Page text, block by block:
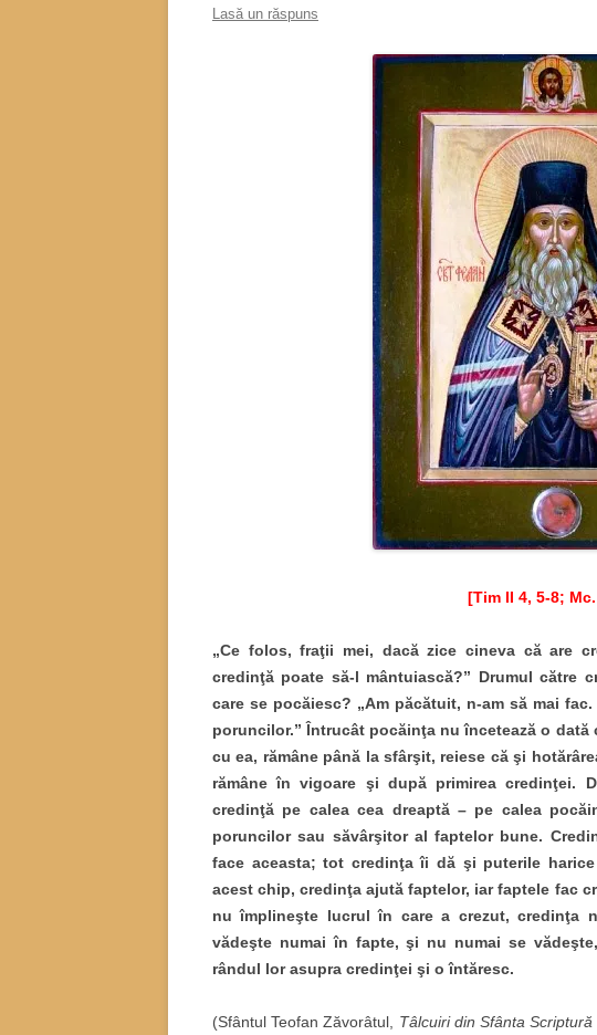
Lasă un răspuns
[Tim II 4, 5-8;
„Ce folos, fraţii mei, dacă zice cineva că are
credinţă poate să-l mântuiască?” Drumul către
care se pocăiesc? „Am păcătuit, n-am să mai
poruncilor.” Întrucât pocăinţa nu încetează o
cu ea, rămâne până la sfârşit, reiese că şi
rămâne în vigoare şi după primirea credinţei.
credinţă pe calea cea dreaptă – pe calea
poruncilor sau săvârşitor al faptelor bune.
face aceasta; tot credinţa îi dă şi puterile
acest chip, credinţa ajută faptelor, iar faptele fac
nu împlineşte lucrul în care a crezut, credinţa
vădeşte numai în fapte, şi nu numai se
rândul lor asupra credinţei şi o întăresc.
(Sfântul Teofan Zăvorâtul, Tâlcuiri din Sfânta